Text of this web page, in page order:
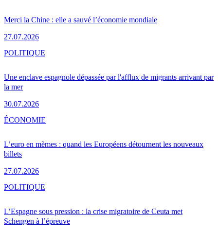
Merci la Chine : elle a sauvé l’économie mondiale
27.07.2026
Une enclave espagnole dépassée par l'afflux de migrants arrivant par
la mer
30.07.2026
POLITIQUE
L’euro en mèmes : quand les Européens détournent les nouveaux
billets
27.07.2026
ÉCONOMIE
L’Espagne sous pression : la crise migratoire de Ceuta met
Schengen à l’épreuve
POLITIQUE